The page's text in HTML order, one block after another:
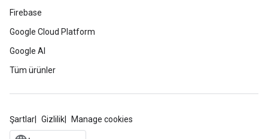
Firebase
Google Cloud Platform
Google AI
Tüm ürünler
Şartlar Gizlilik Manage cookies